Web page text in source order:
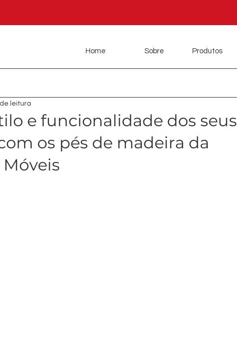
Home Sobre Produtos
e funcionalidade dos seus
os pés de madeira da
leitura